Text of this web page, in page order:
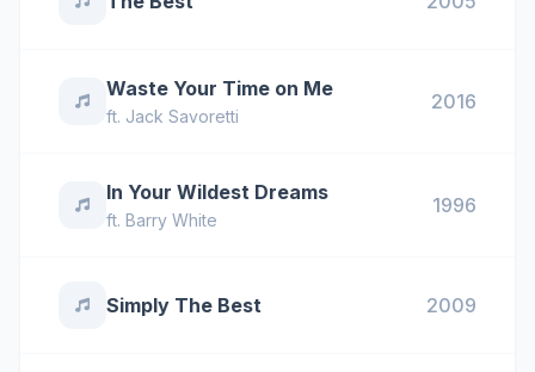
Waste Your Time on Me
ft. Jack Savoretti
2016
In Your Wildest Dreams
ft. Barry White
1996
Simply The Best 2009